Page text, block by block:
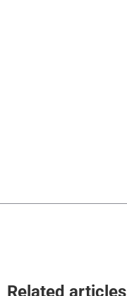
Related articles